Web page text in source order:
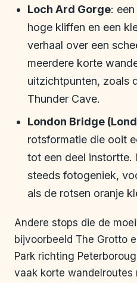
Loch Ard Gorge:
hoge kliffen en een
verhaal over een
meerdere korte
uitzichtpunten, zoals
Thunder Cave.
London Bridge
rotsformatie die ooit
tot een deel instortte.
steeds fotogeniek,
als de rotsen oranje
Andere stops die de
bijvoorbeeld The Grotto
Park richting
vaak korte wandelroutes